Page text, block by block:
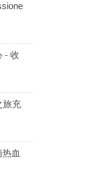
- 收
旅充
血